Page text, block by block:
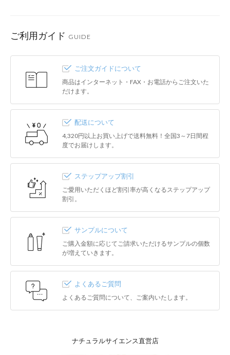
ご利用ガイド GUIDE
ご注文ガイドについて
商品はインターネット・FAX・お電話からご注文いた
だけます。
配送について
4,320円以上お買い上げで送料無料！全国3～7日間程
度でお届けします。
ステップアップ割引
ご愛用いただくほど割引率が高くなるステップアップ
割引。
サンプルについて
ご購入金額に応じてご請求いただけるサンプルの個数
が増えていきます。
よくあるご質問
よくあるご質問について、ご案内いたします。
ナチュラルサイエンス直営店